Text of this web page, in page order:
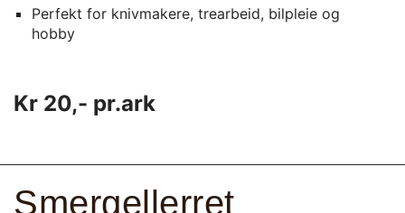
Perfekt for knivmakere, trearbeid, bilpleie og
hobby
Kr 20,- pr.ark
Smergellerret